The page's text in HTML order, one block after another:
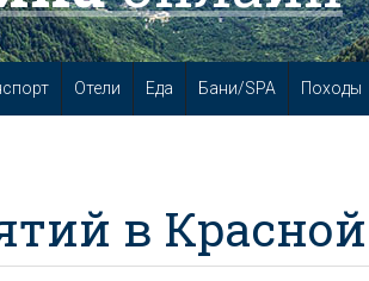
Отели Еда Бани/SPA Походы
в